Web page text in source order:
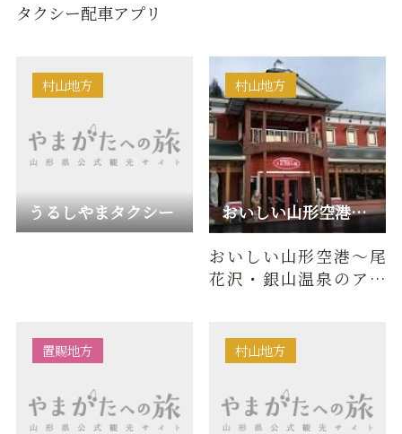
タクシー配車アプリ
うるしやまタクシー
村山地方
おいしい山形空港観光バス
村山地方
おいしい山形空港～尾
花沢・銀山温泉のアク
置賜地方 村山地方